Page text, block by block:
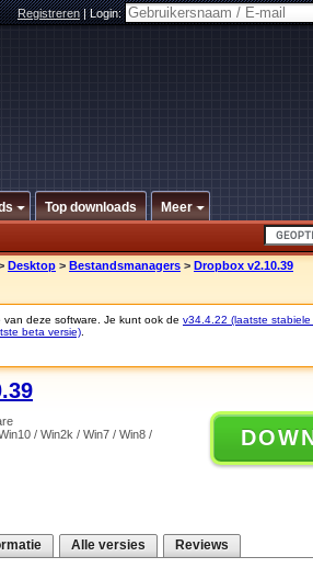
Registreren|Login:
Top downloads Meer
Desktop > Bestandsmanagers > Dropbox v2.10.39
van deze software. Je kunt ook de v34.4.22 (laatste stabiele
beta versie)
/ Win2k / Win7 / Win8 /
Alle versies Reviews